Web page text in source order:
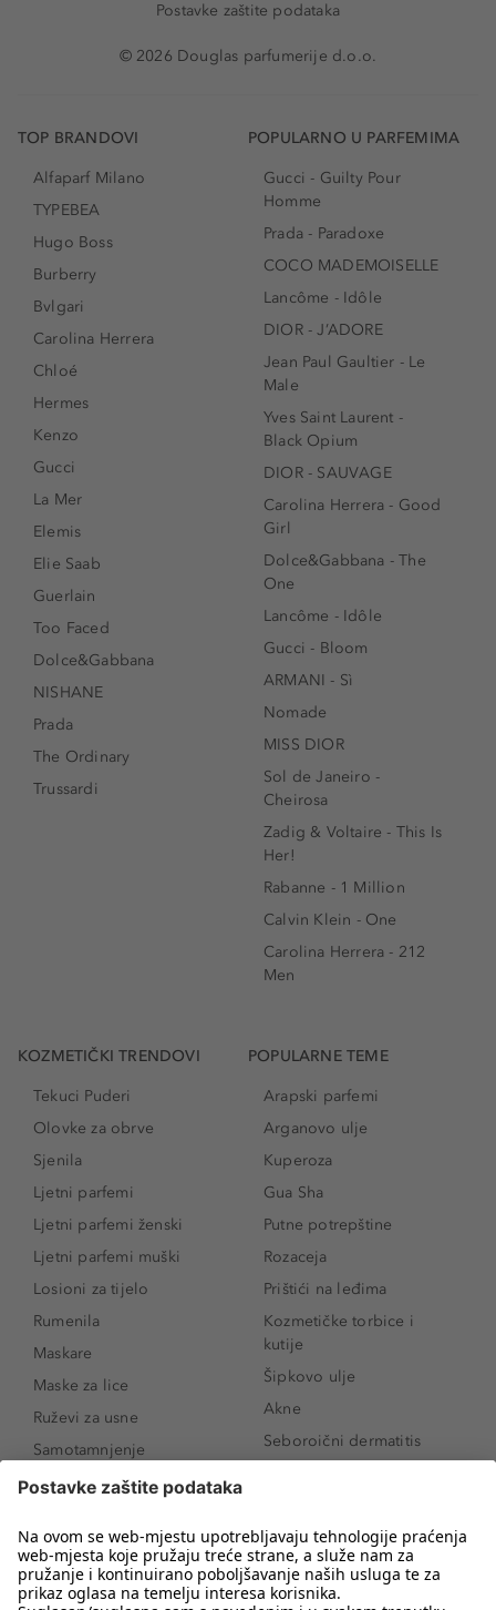
Postavke zaštite podataka
© 2026 Douglas parfumerije d.o.o.
TOP BRANDOVI
Alfaparf Milano
TYPEBEA
Hugo Boss
Burberry
Bvlgari
Carolina Herrera
Chloé
Hermes
Kenzo
Gucci
La Mer
Elemis
Elie Saab
Guerlain
Too Faced
Dolce&Gabbana
NISHANE
Prada
The Ordinary
Trussardi
POPULARNO U PARFEMIMA
Gucci - Guilty Pour
Homme
Prada - Paradoxe
COCO MADEMOISELLE
Lancôme - Idôle
DIOR - J’ADORE
Jean Paul Gaultier - Le
Male
Yves Saint Laurent -
Black Opium
DIOR - SAUVAGE
Carolina Herrera - Good
Girl
Dolce&Gabbana - The
One
Lancôme - Idôle
Gucci - Bloom
ARMANI - Sì
Nomade
MISS DIOR
Sol de Janeiro -
Cheirosa
Zadig & Voltaire - This Is
Her!
Rabanne - 1 Million
Calvin Klein - One
Carolina Herrera - 212
Men
KOZMETIČKI TRENDOVI
Tekuci Puderi
Olovke za obrve
Sjenila
Ljetni parfemi
Ljetni parfemi ženski
Ljetni parfemi muški
Losioni za tijelo
Rumenila
Maskare
Maske za lice
Ruževi za usne
Samotamnjenje
Puderi
Proizvodi za obrve
Sunce i zaštita
POPULARNE TEME
Arapski parfemi
Arganovo ulje
Kuperoza
Gua Sha
Putne potrepštine
Rozaceja
Prištići na leđima
Kozmetičke torbice i
kutije
Šipkovo ulje
Akne
Seboroični dermatitis
Novo
Koji mi parfem
odgovara?